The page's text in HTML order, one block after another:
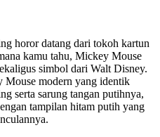
horor datang dari tokoh kartun
kamu tahu, Mickey Mouse
simbol dari Walt Disney.
Mouse modern yang identik
serta sarung tangan putihnya,
tampilan hitam putih yang